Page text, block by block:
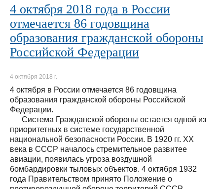
4 октября 2018 года в России
отмечается 86 годовщина
образования гражданской обороны
Российской Федерации
4 октября 2018 г.
4 октября в России отмечается 86 годовщина
образования гражданской обороны Российской
Федерации.
Система Гражданской обороны остается одной из
приоритетных в системе государственной
национальной безопасности России. В 1920 гг. ХХ
века в СССР началось стремительное развитее
авиации, появилась угроза воздушной
бомбардировки тыловых объектов. 4 октября 1932
года Правительством принято Положение о